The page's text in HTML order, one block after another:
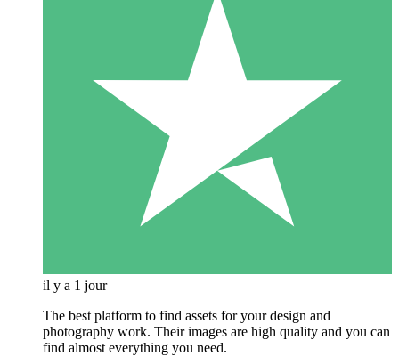
il y a 1 jour
The best platform to find assets for your design and
photography work. Their images are high quality and you can
find almost everything you need.